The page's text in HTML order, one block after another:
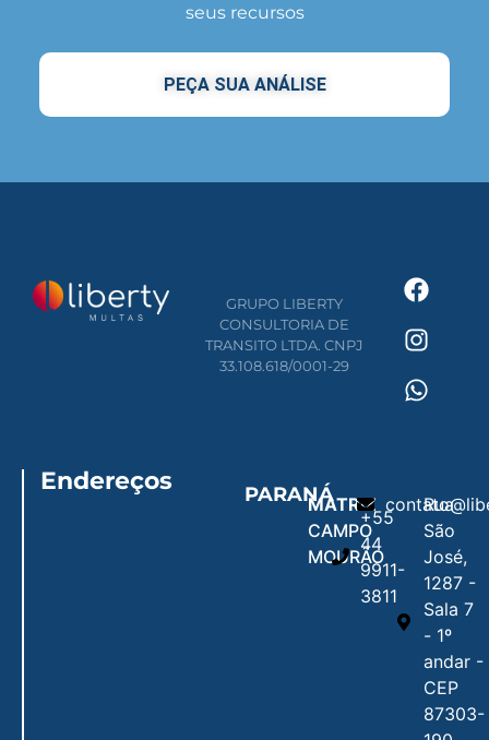
seus recursos
PEÇA SUA ANÁLISE
GRUPO LIBERTY
CONSULTORIA DE
TRANSITO LTDA. CNPJ
33.108.618/0001-29
Endereços PARANÁMATRIZ
CAMPO
MOURÃO
+55
44
9911-
3811
Rua
São
José,
1287 -
Sala 7
- 1º
andar -
CEP
87303-